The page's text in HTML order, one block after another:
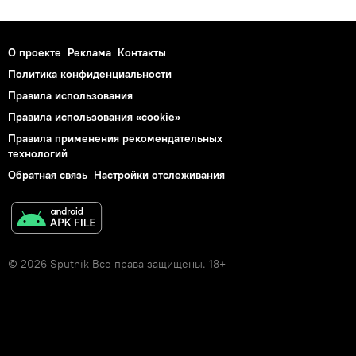
О проекте Реклама Контакты
Политика конфиденциальности
Правила использования
Правила использования «cookie»
Правила применения рекомендательных
технологий
Обратная связь Настройки отслеживания
© 2026 Sputnik Все права защищены. 18+